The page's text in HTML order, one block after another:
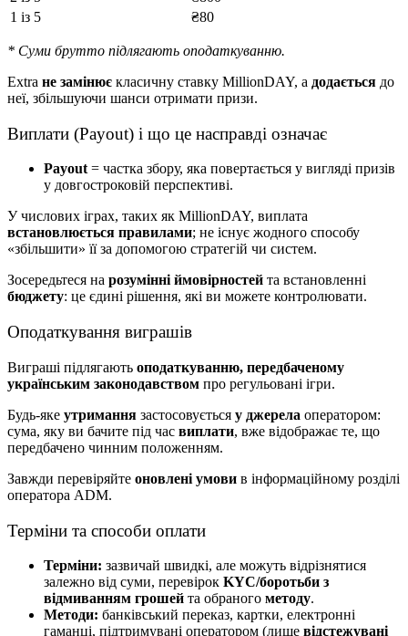
1 із 5
₴80
* Суми брутто підлягають оподаткуванню.
Extra не замінює класичну ставку MillionDAY, а додається до
неї, збільшуючи шанси отримати призи.
Виплати (Payout) і що це насправді означає
Payout = частка збору, яка повертається у вигляді призів
у довгостроковій перспективі.
У числових іграх, таких як MillionDAY, виплата
встановлюється правилами; не існує жодного способу
«збільшити» її за допомогою стратегій чи систем.
Зосередьтеся на розумінні ймовірностей та встановленні
бюджету: це єдині рішення, які ви можете контролювати.
Оподаткування виграшів
Виграші підлягають оподаткуванню, передбаченому
українським законодавством про регульовані ігри.
Будь-яке утримання застосовується у джерела оператором:
сума, яку ви бачите під час виплати, вже відображає те, що
передбачено чинним положенням.
Завжди перевіряйте оновлені умови в інформаційному розділі
оператора ADM.
Терміни та способи оплати
Терміни: зазвичай швидкі, але можуть відрізнятися
залежно від суми, перевірок KYC/боротьби з
відмиванням грошей та обраного методу.
Методи: банківський переказ, картки, електронні
гаманці, підтримувані оператором (лише відстежувані